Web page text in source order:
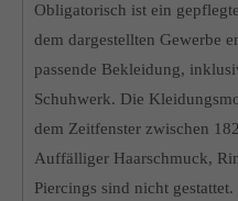
Obligatorisch ist ein
dem dargestellten Gewerbe
passende Bekleidung,
Schuhwerk. Die
dem Zeitfenster zwischen
Auffälliger Haarschmuck,
Piercings sind nicht gestattet.